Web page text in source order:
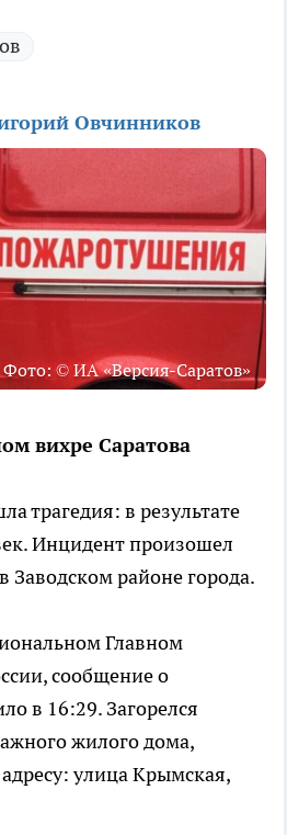
Овчинников
Фото: © ИА «Версия-Саратов»
вихре Саратова
трагедия: в результате
Инцидент произошел
Заводском районе города.
Главном
сообщение о
в 16:29. Загорелся
жилого дома,
улица Крымская,